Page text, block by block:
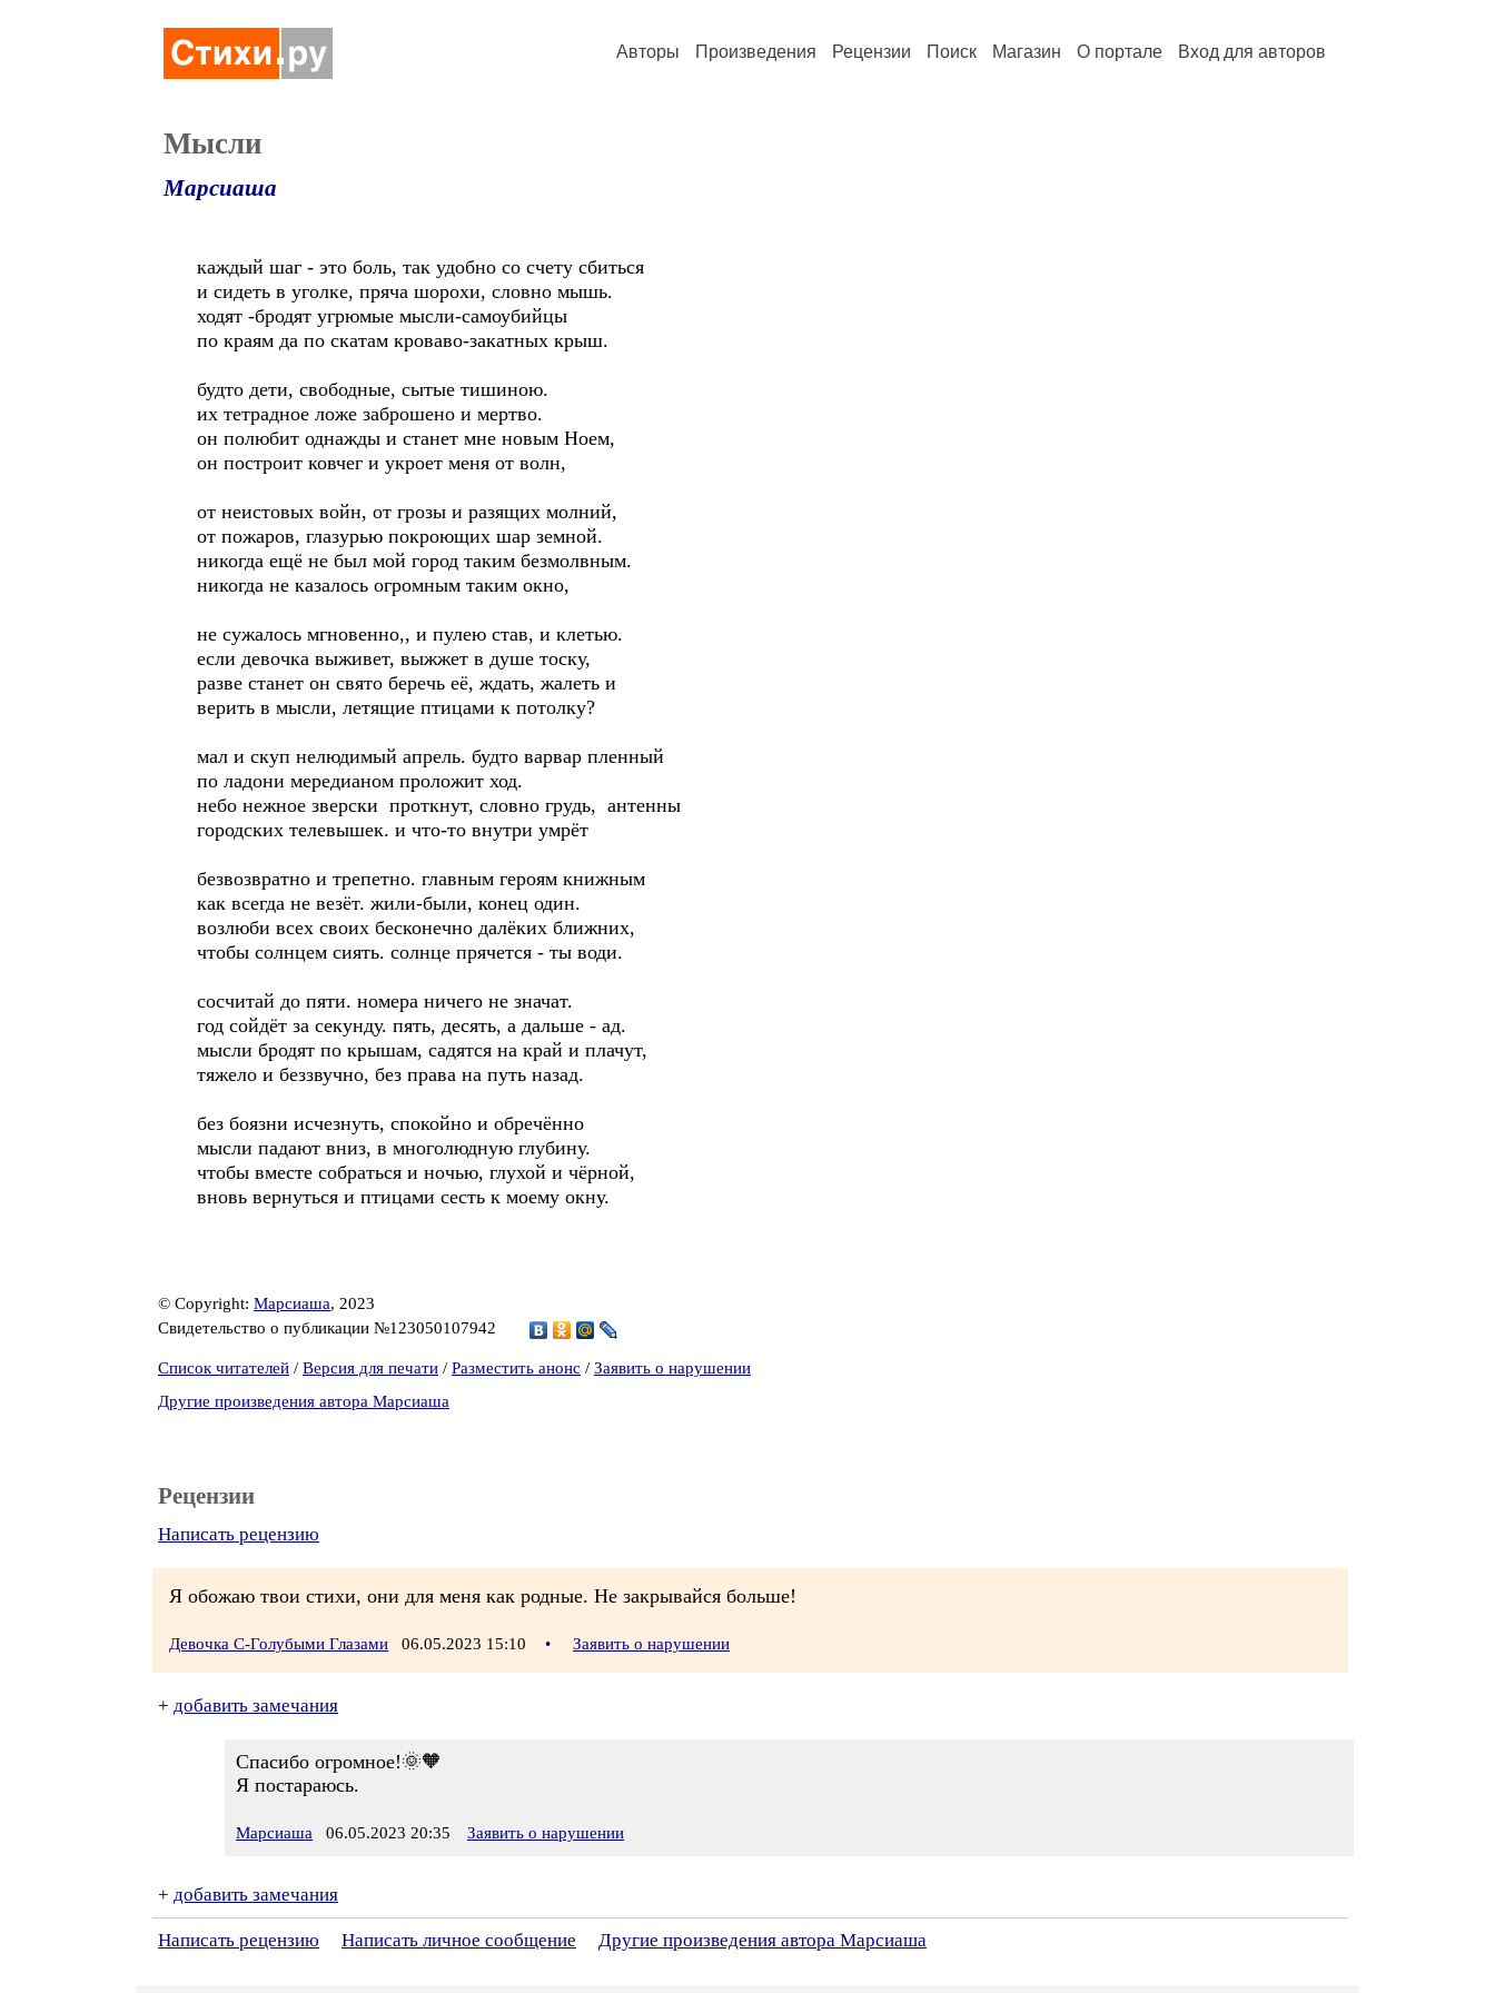
Авторы Произведения Рецензии Поиск Магазин О портале Вход для авторов
Мысли
Марсиаша
каждый шаг - это боль, так удобно со счету сбиться
и сидеть в уголке, пряча шорохи, словно мышь.
ходят -бродят угрюмые мысли-самоубийцы
по краям да по скатам кроваво-закатных крыш.
будто дети, свободные, сытые тишиною.
их тетрадное ложе заброшено и мертво.
он полюбит однажды и станет мне новым Ноем,
он построит ковчег и укроет меня от волн,
от неистовых войн, от грозы и разящих молний,
от пожаров, глазурью покроющих шар земной.
никогда ещё не был мой город таким безмолвным.
никогда не казалось огромным таким окно,
не сужалось мгновенно,, и пулею став, и клетью.
если девочка выживет, выжжет в душе тоску,
разве станет он свято беречь её, ждать, жалеть и
верить в мысли, летящие птицами к потолку?
мал и скуп нелюдимый апрель. будто варвар пленный
по ладони мередианом проложит ход.
небо нежное зверски проткнут, словно грудь, антенны
городских телевышек. и что-то внутри умрёт
безвозвратно и трепетно. главным героям книжным
как всегда не везёт. жили-были, конец один.
возлюби всех своих бесконечно далёких ближних,
чтобы солнцем сиять. солнце прячется - ты води.
сосчитай до пяти. номера ничего не значат.
год сойдёт за секунду. пять, десять, а дальше - ад.
мысли бродят по крышам, садятся на край и плачут,
тяжело и беззвучно, без права на путь назад.
без боязни исчезнуть, спокойно и обречённо
мысли падают вниз, в многолюдную глубину.
чтобы вместе собраться и ночью, глухой и чёрной,
вновь вернуться и птицами сесть к моему окну.
© Copyright: Марсиаша, 2023
Свидетельство о публикации №123050107942
Список читателей / Версия для печати / Разместить анонс / Заявить о нарушении
Другие произведения автора Марсиаша
Рецензии
Написать рецензию
Я обожаю твои стихи, они для меня как родные. Не закрывайся больше!
Девочка С-Голубыми Глазами 06.05.2023 15:10 • Заявить о нарушении
+ добавить замечания
Спасибо огромное!🌞🧡
Я постараюсь.
Марсиаша 06.05.2023 20:35 Заявить о нарушении
+ добавить замечания
Написать рецензию Написать личное сообщение Другие произведения автора Марсиаша